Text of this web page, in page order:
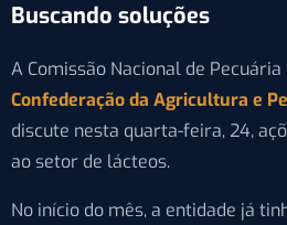
Buscando soluções
A Comissão Nacional de
Confederação da Agricultura e
discute nesta quarta-feira, 24,
ao setor de lácteos.
No início do mês, a entidade já